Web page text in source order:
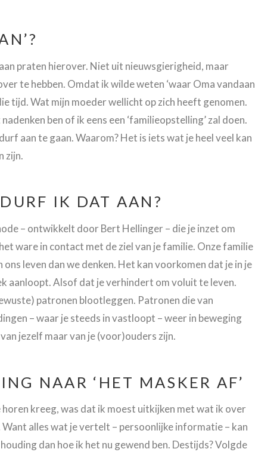
praten hierover. Niet uit nieuwsgierigheid, maar
te hebben. Omdat ik wilde weten ‘waar Oma vandaan
tijd. Wat mijn moeder wellicht op zich heeft genomen.
ben of ik eens een ‘familieopstelling’ zal doen.
aan te gaan. Waarom? Het is iets wat je heel veel kan
zijn.
IK DAT AAN?
– ontwikkelt door Bert Hellinger – die je inzet om
ware in contact met de ziel van je familie. Onze familie
leven dan we denken. Het kan voorkomen dat je in je
aanloopt. Alsof dat je verhindert om voluit te leven.
patronen blootleggen. Patronen die van
– waar je steeds in vastloopt – weer in beweging
jezelf maar van je (voor)ouders zijn.
NAAR ‘HET MASKER AF’
kreeg, was dat ik moest uitkijken met wat ik over
alles wat je vertelt – persoonlijke informatie – kan
dan hoe ik het nu gewend ben. Destijds? Volgde